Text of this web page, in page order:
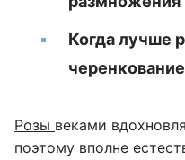
Когда лучше
Розы веками
поэтому вполне